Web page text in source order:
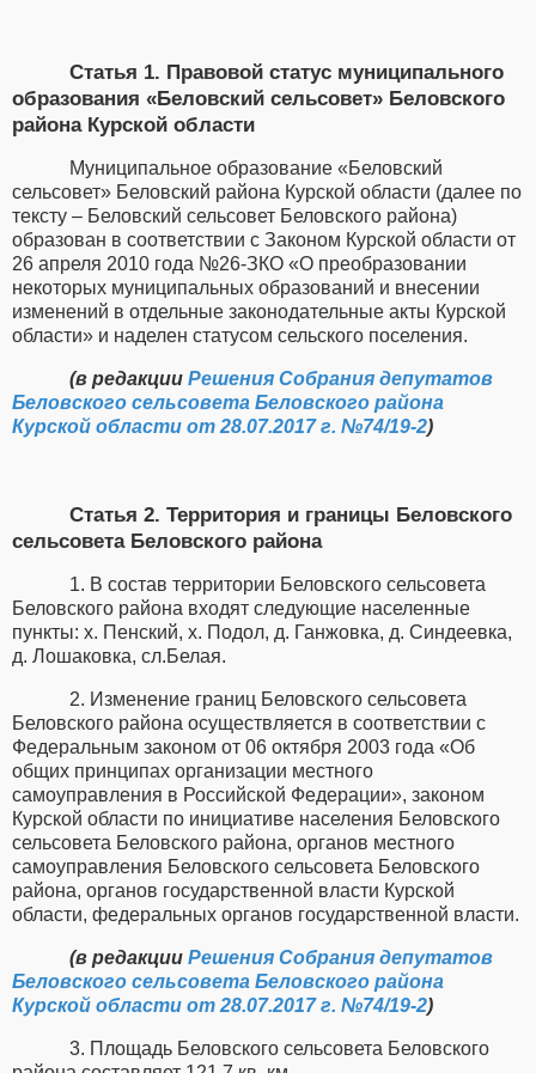
Статья 1. Правовой статус муниципального
образования «Беловский сельсовет» Беловского
района Курской области
Муниципальное образование «Беловский
сельсовет» Беловский района Курской области (далее по
тексту – Беловский сельсовет Беловского района)
образован в соответствии с Законом Курской области от
26 апреля 2010 года №26-ЗКО «О преобразовании
некоторых муниципальных образований и внесении
изменений в отдельные законодательные акты Курской
области» и наделен статусом сельского поселения.
(в редакции Решения Собрания депутатов
Беловского сельсовета Беловского района
Курской области от 28.07.2017 г. №74/19-2)
Статья 2. Территория и границы Беловского
сельсовета Беловского района
1. В состав территории Беловского сельсовета
Беловского района входят следующие населенные
пункты: х. Пенский, х. Подол, д. Ганжовка, д. Синдеевка,
д. Лошаковка, сл.Белая.
2. Изменение границ Беловского сельсовета
Беловского района осуществляется в соответствии с
Федеральным законом от 06 октября 2003 года «Об
общих принципах организации местного
самоуправления в Российской Федерации», законом
Курской области по инициативе населения Беловского
сельсовета Беловского района, органов местного
самоуправления Беловского сельсовета Беловского
района, органов государственной власти Курской
области, федеральных органов государственной власти.
(в редакции Решения Собрания депутатов
Беловского сельсовета Беловского района
Курской области от 28.07.2017 г. №74/19-2)
3. Площадь Беловского сельсовета Беловского